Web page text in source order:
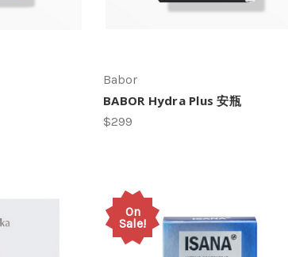
Babor
BABOR Hydra Plus 安瓶
$299
On
Sale!